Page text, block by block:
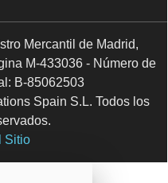
Mercantil de Madrid,
M-433036 - Número de
B-85062503
Spain S.L. Todos los
Sitio